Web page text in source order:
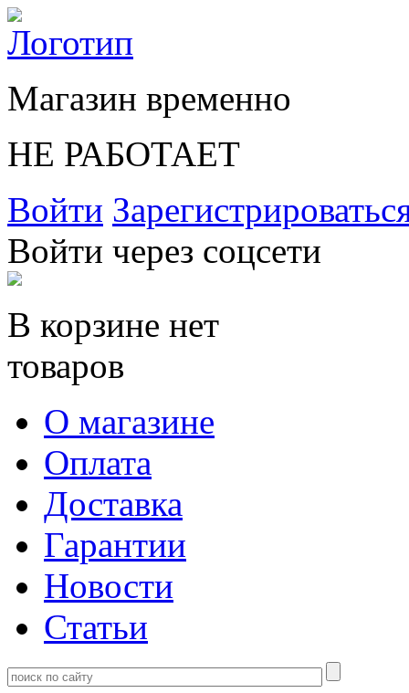
Магазин временно
НЕ РАБОТАЕТ
Войти
Войти через соцсети
В корзине нет
товаров
О магазине
Оплата
Доставка
Гарантии
Новости
Статьи